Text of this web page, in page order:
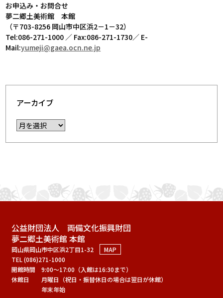
お申込み・お問合せ
夢二郷土美術館 本館
（〒703-8256 岡山市中区浜2－1－32）
Tel:086-271-1000 ／ Fax:086-271-1730／ E-
Mail:yumeji@gaea.ocn.ne.jp
アーカイブ
公益財団法人 両備文化振興財団
夢二郷土美術館 本館
岡山県岡山市中区浜2丁目1-32
MAP
TEL (086)271-1000
開館時間
9:00～17:00（入館は16:30まで）
休館日
月曜日（祝日・振替休日の場合は翌日が休館）
年末年始